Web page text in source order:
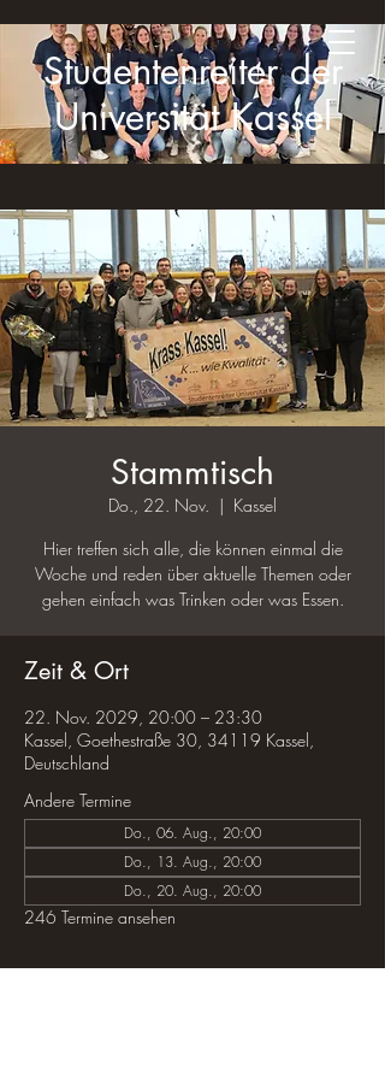
Studentenreiter der
Universität Kassel
Stammtisch
Do., 22. Nov.
  |
Kassel
Hier treffen sich alle, die können einmal die
Woche und reden über aktuelle Themen oder
gehen einfach was Trinken oder was Essen.
Zeit & Ort
22. Nov. 2029, 20:00 – 23:30
Kassel, Goethestraße 30, 34119 Kassel,
Deutschland
Andere Termine
Do., 06. Aug., 20:00
Do., 13. Aug., 20:00
Do., 20. Aug., 20:00
246 Termine ansehen